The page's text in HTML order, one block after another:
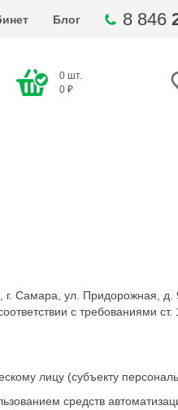
Блог 8 846
0 шт.
0 ₽
ул. Придорожная, д.
с требованиями ст.
лицу (субъекту
средств